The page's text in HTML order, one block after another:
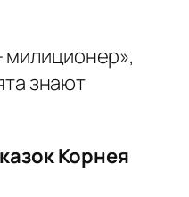
знают
Корнея